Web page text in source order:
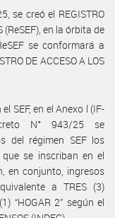
se creó el REGISTRO
(ReSEF), en la órbita de
se conformará a
DE ACCESO A LOS
SEF, en el Anexo l (IF-
N° 943/25 se
del régimen SEF los
se inscriban en el
en conjunto, ingresos
a TRES (3)
“HOGAR 2” según el